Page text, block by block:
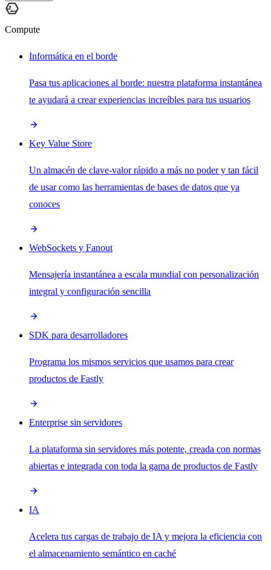
Compute
Informática en el borde
Pasa tus aplicaciones al borde: nuestra plataforma instantánea
te ayudará a crear experiencias increíbles para tus usuarios
Key Value Store
Un almacén de clave-valor rápido a más no poder y tan fácil
de usar como las herramientas de bases de datos que ya
conoces
WebSockets y Fanout
Mensajería instantánea a escala mundial con personalización
integral y configuración sencilla
SDK para desarrolladores
Programa los mismos servicios que usamos para crear
productos de Fastly
Enterprise sin servidores
La plataforma sin servidores más potente, creada con normas
abiertas e integrada con toda la gama de productos de Fastly
IA
Acelera tus cargas de trabajo de IA y mejora la eficiencia con
el almacenamiento semántico en caché